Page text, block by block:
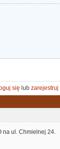
się lub zarejestruj
na ul. Chmielnej 24.